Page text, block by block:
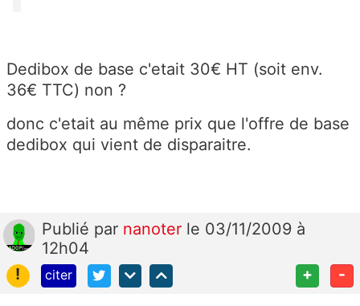
Dedibox de base c'etait 30€ HT (soit env.
36€ TTC) non ?
donc c'etait au même prix que l'offre de base
dedibox qui vient de disparaitre.
Publié par nanoter le 03/11/2009 à
12h04
!
citer + -